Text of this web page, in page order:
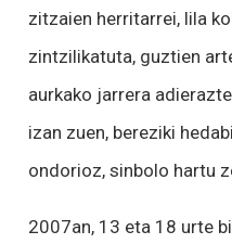
zitzaien herritarrei, lila
zintzilikatuta, guztien
aurkako jarrera
izan zuen, bereziki
ondorioz, sinbolo hartu
2007an, 13 eta 18 urte